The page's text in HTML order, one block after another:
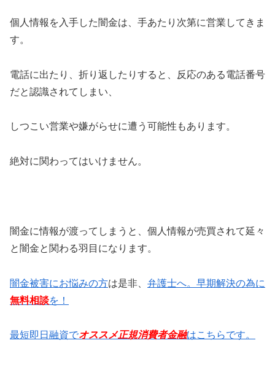
個人情報を入手した闇金は、手あたり次第に営業してきま
す。
電話に出たり、折り返したりすると、反応のある電話番号
だと認識されてしまい、
しつこい営業や嫌がらせに遭う可能性もあります。
絶対に関わってはいけません。
闇金に情報が渡ってしまうと、個人情報が売買されて延々
と闇金と関わる羽目になります。
闇金被害にお悩みの方は是非、 弁護士へ。早期解決の為に
無料相談を！
最短即日融資でオススメ正規消費者金融はこちらです。